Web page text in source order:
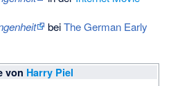
beiThe German Early
von Harry Piel